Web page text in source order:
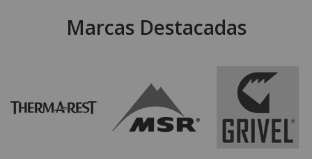
Marcas Destacadas